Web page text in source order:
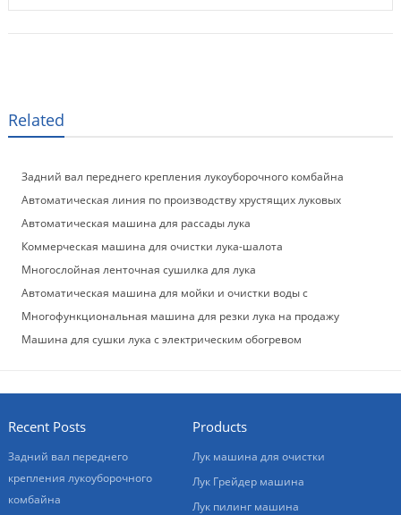
Related
Задний вал переднего крепления лукоуборочного комбайна
Автоматическая линия по производству хрустящих луковых
колец
Автоматическая машина для рассады лука
Коммерческая машина для очистки лука-шалота
Многослойная ленточная сушилка для лука
Автоматическая машина для мойки и очистки воды с
распылением зеленого лука
Многофункциональная машина для резки лука на продажу
Машина для сушки лука с электрическим обогревом
Recent Posts
Задний вал переднего
крепления лукоуборочного
комбайна
Products
Лук машина для очистки
Лук Грейдер машина
Лук пилинг машина